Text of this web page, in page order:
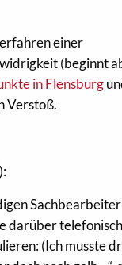
einer
(beginnt
in Flensburg
Verstoß.
darüber
(Ich musste